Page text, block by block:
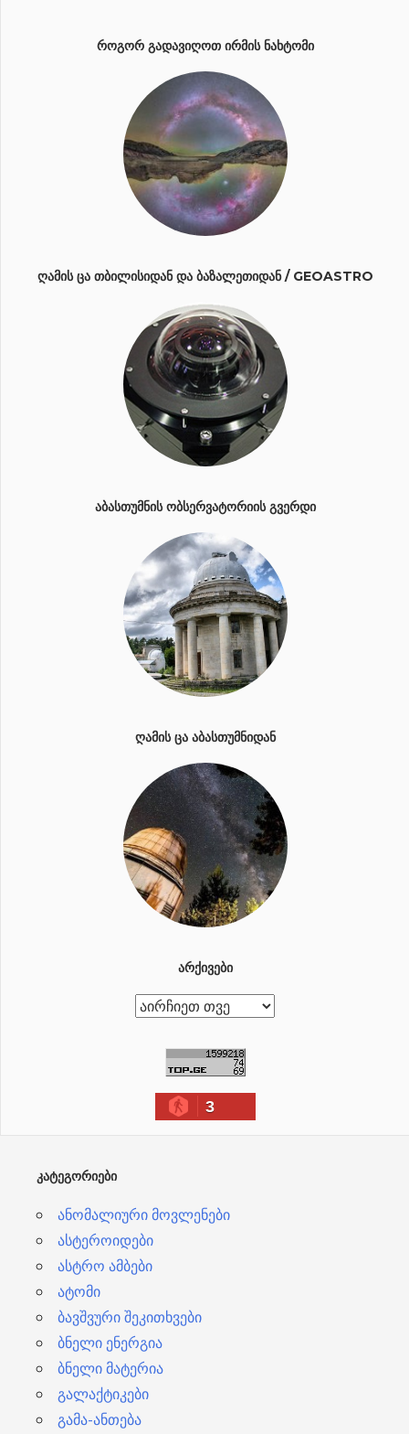
ᲠᲝᲒᲝᲠ ᲒᲐᲓᲐᲕᲘᲦᲝᲗ ᲘᲠᲛᲘᲡ ᲜᲐᲮᲢᲝᲛᲘ
ᲦᲐᲛᲘᲡ ᲪᲐ ᲗᲑᲘᲚᲘᲡᲘᲓᲐᲜ ᲓᲐ ᲑᲐᲖᲐᲚᲔᲗᲘᲓᲐᲜ / GEOASTRO
ᲐᲑᲐᲡᲗᲣᲛᲜᲘᲡ ᲝᲑᲡᲔᲠᲕᲐᲢᲝᲠᲘᲘᲡ ᲒᲕᲔᲠᲓᲘ
ᲦᲐᲛᲘᲡ ᲪᲐ ᲐᲑᲐᲡᲗᲣᲛᲜᲘᲓᲐᲜ
ᲐᲠᲥᲘᲕᲔᲑᲘ
ა
3
ᲙᲐᲢᲔᲒᲝᲠᲘᲔᲑᲘ
ანომალიური მოვლენები
ასტეროიდები
ასტრო ამბები
ატომი
ბავშვური შეკითხვები
ბნელი ენერგია
ბნელი მატერია
გალაქტიკები
გამა-ანთება